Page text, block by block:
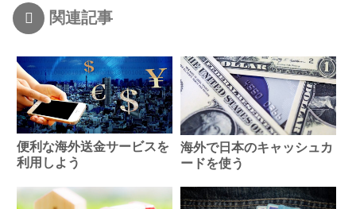
関連記事
便利な海外送金サービスを
利用しよう
海外で日本のキャッシュカ
ードを使う